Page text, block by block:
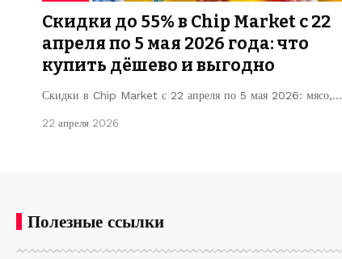
Скидки до 55% в Chip Market с 22
апреля по 5 мая 2026 года: что
купить дёшево и выгодно
Скидки в Chip Market с 22 апреля по 5 мая 2026: мясо,…
22 апреля 2026
Полезные ссылки